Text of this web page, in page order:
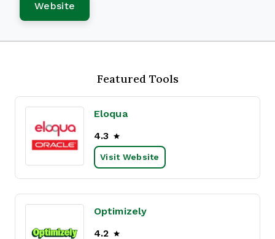
Website
Featured Tools
Eloqua
4.3
Visit Website
Optimizely
4.2